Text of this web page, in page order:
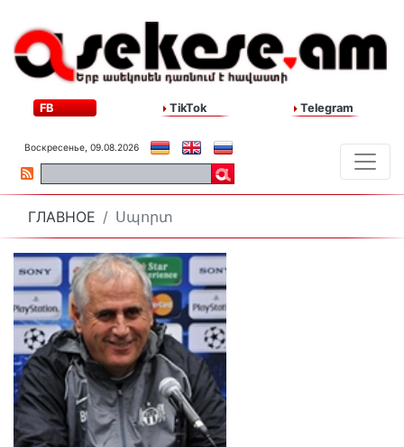
FB TikTok Telegram
Воскресенье, 09.08.2026
ГЛАВНОЕ Սպորտ